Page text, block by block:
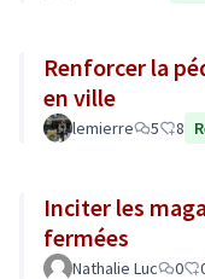
Renforcer la
en ville
lemierre 5 8
Inciter les
fermées
Nathalie Luc 0